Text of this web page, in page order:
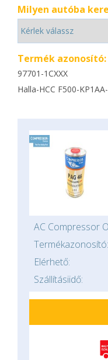
Milyen autóba
Termék azonosító:
97701-1CXXX
Halla-HCC F500-
AC Compressor
Termékazonosító:
Elérhető:
Szállításiidő: